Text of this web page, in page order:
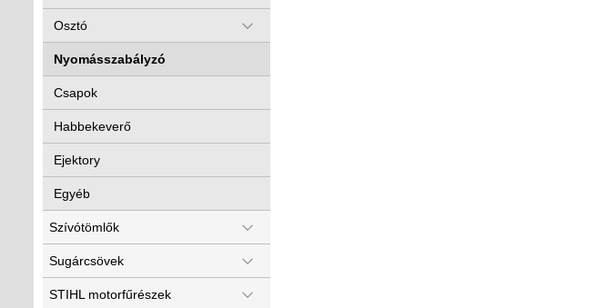
Osztó
Nyomásszabályzó
Csapok
Habbekeverő
Ejektory
Egyéb
Szívótömlők
Sugárcsövek
STIHL motorfűrészek